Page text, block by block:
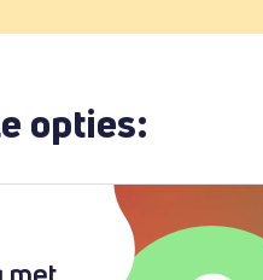
opties: